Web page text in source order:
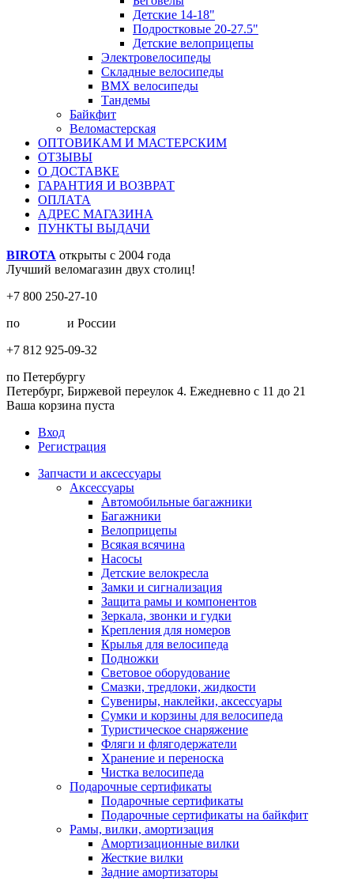
Детские 14-18"
Подростковые 20-27.5"
Детские велоприцепы
Электровелосипеды
Складные велосипеды
BMX велосипеды
Тандемы
Байкфит
Веломастерская
ОПТОВИКАМ И МАСТЕРСКИМ
ОТЗЫВЫ
О ДОСТАВКЕ
ГАРАНТИЯ И ВОЗВРАТ
ОПЛАТА
АДРЕС МАГАЗИНА
ПУНКТЫ ВЫДАЧИ
BIROTA открыты с 2004 года
Лучший веломагазин двух столиц!
+7 800 250-27-10
по
и России
+7 812 925-09-32
по Петербургу
Петербург, Биржевой переулок 4. Ежедневно с 11 до 21
Ваша корзина пуста
Вход
Регистрация
Запчасти и аксессуары
Аксессуары
Автомобильные багажники
Багажники
Велоприцепы
Всякая всячина
Насосы
Детские велокресла
Замки и сигнализация
Защита рамы и компонентов
Зеркала, звонки и гудки
Крепления для номеров
Крылья для велосипеда
Подножки
Световое оборудование
Смазки, тредлоки, жидкости
Сувениры, наклейки, аксессуары
Сумки и корзины для велосипеда
Туристическое снаряжение
Фляги и флягодержатели
Хранение и переноска
Чистка велосипеда
Подарочные сертификаты
Подарочные сертификаты
Подарочные сертификаты на байкфит
Рамы, вилки, амортизация
Амортизационные вилки
Жесткие вилки
Задние амортизаторы